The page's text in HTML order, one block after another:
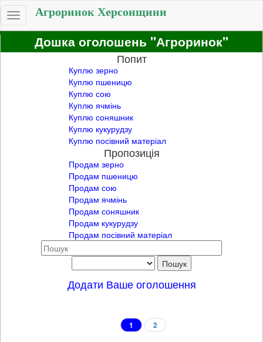
Toggle
navigation
Агроринок Херсонщини
Дошка оголошень "Агроринок"
Попит
Куплю зерно
Куплю пшеницю
Куплю сою
Куплю ячмінь
Куплю соняшник
Куплю кукурудзу
Куплю посівний матеріал
Пропозиція
Продам зерно
Продам пшеницю
Продам сою
Продам ячмінь
Продам соняшник
Продам кукурудзу
Продам посівний матеріал
Додати Ваше оголошення
1 2